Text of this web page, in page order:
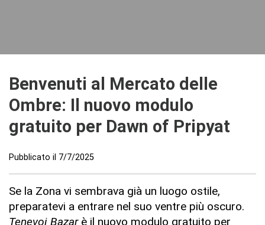
Benvenuti al Mercato delle
Ombre: Il nuovo modulo
gratuito per Dawn of Pripyat
Pubblicato il 7/7/2025
Se la Zona vi sembrava già un luogo ostile,
preparatevi a entrare nel suo ventre più oscuro.
Tenevoi Bazarè il nuovo modulo gratuito per